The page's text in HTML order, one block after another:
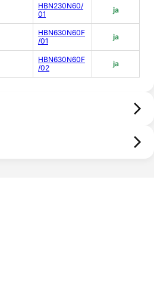
HBN230N60/
01
ja
HBN630N60F
/01
ja
HBN630N60F
/02
ja